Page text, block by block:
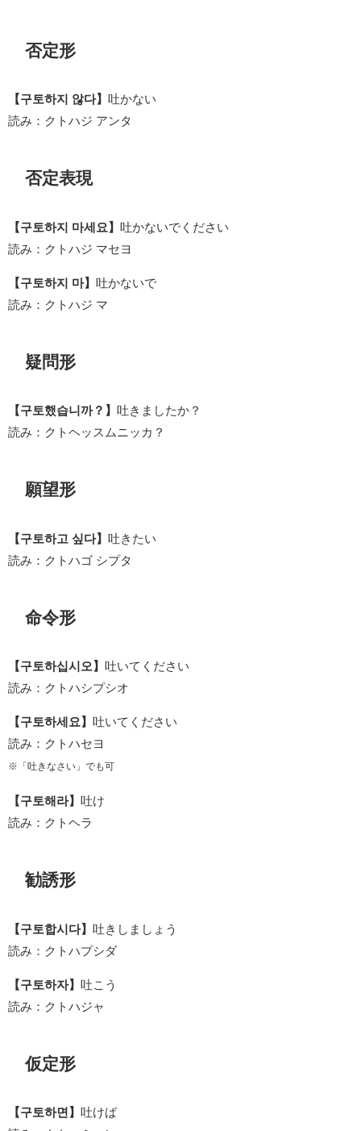
否定形
【구토하지 않다】
吐かない
読み：クトハジ アンタ
否定表現
【구토하지 마세요】 吐かないでください
読み：クトハジ マセヨ
【구토하지 마】 吐かないで
読み：クトハジ マ
疑問形
【구토했습니까？】
吐きましたか？
読み：クトヘッスムニッカ？
願望形
【구토하고 싶다】 吐きたい
読み：クトハゴ シプタ
命令形
【구토하십시오】
吐いてください
読み：クトハシプシオ
【구토하세요】
吐いてください
読み：クトハセヨ
※「吐きなさい」でも可
【구토해라】
吐け
読み：クトヘラ
勧誘形
【구토합시다】 吐きしましょう
読み：クトハプシダ
【구토하자】 吐こう
読み：クトハジャ
仮定形
【구토하면】
吐けば